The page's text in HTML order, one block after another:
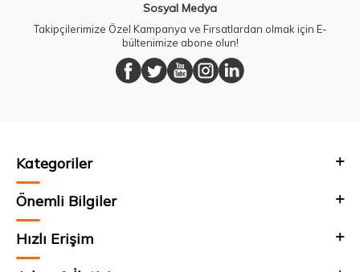
Sosyal Medya
Takipçilerimize Özel Kampanya ve Fırsatlardan olmak için E-
bültenimize abone olun!
Kategoriler
Önemli Bilgiler
Hızlı Erişim